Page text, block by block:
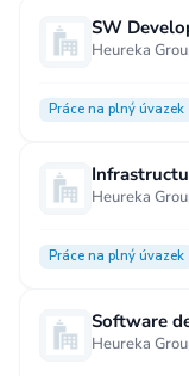
SW
Heureka
Práce na plný úvazek
Heureka
Práce na plný úvazek
Software
Heureka